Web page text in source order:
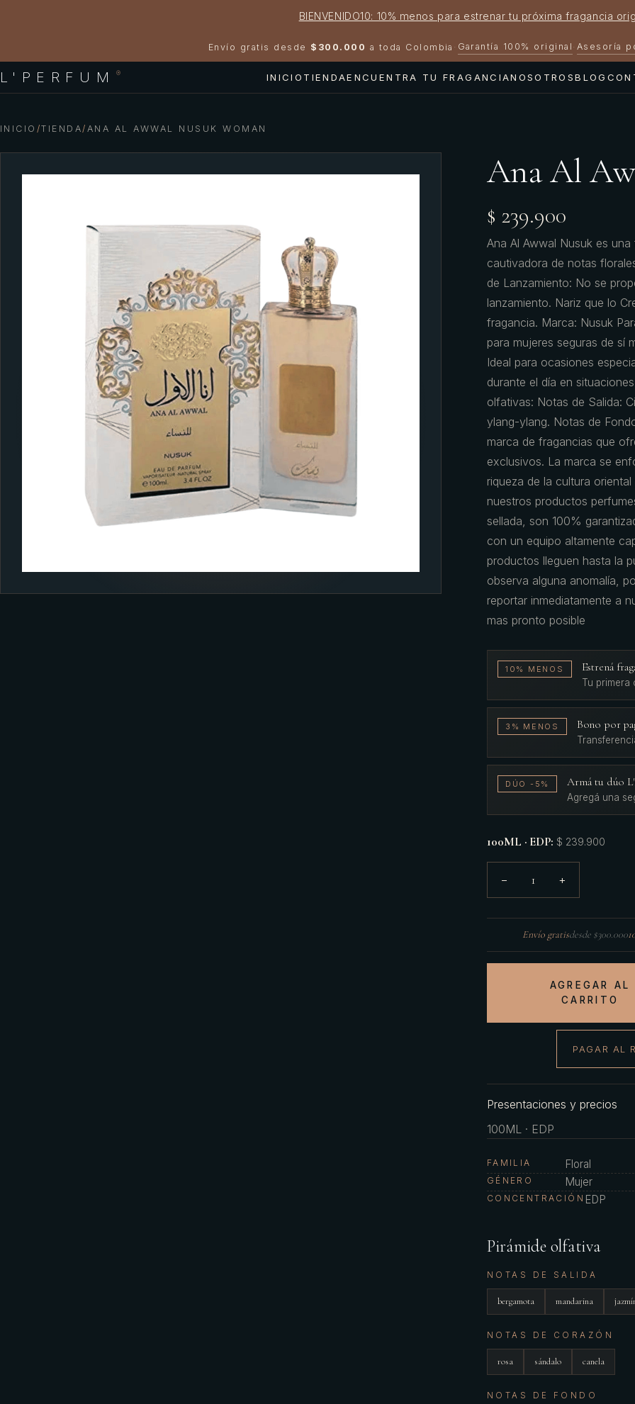
BIENVENIDO10: 10% menos para estrenar tu próxima fragancia
Envío gratis desde $300.000 a toda Colombia · Garantía 100% original · Asesoría
L'PERFUM ® INICIO TIENDAENCUENTRA TU FRAGANCIANOSOTROSBLOG
INICIO /TIENDA/ ANA AL AWWAL NUSUK WOMAN
Ana Al
$ 239.900
Ana Al Awwal Nusuk es
cautivadora de notas
de Lanzamiento: No se
lanzamiento. Nariz que lo
fragancia. Marca: Nusuk
para mujeres seguras de sí
Ideal para ocasiones
durante el día en
olfativas: Notas de Salida:
ylang-ylang. Notas de
marca de fragancias que
exclusivos. La marca se
riqueza de la cultura
nuestros productos
sellada, son 100%
con un equipo altamente
productos lleguen hasta la
observa alguna anomalía,
reportar inmediatamente a
mas pronto posible
10% MENOS Estrená
Tu primera
3% MENOS Bono por
DÚO -5% Armá tu dúo
Agregá una
100ML · EDP: $ 239.900
− 1 +
Envío gratisdesde $300.000
AGREGAR AL
CARRITO
PAGAR AL
Presentaciones y precios
100ML · EDP
FAMILIA Floral
GÉNERO Mujer
CONCENTRACIÓN EDP
Pirámide olfativa
NOTAS DE SALIDA
bergamota mandarina
NOTAS DE CORAZÓN
rosa sándalo canela
NOTAS DE FONDO